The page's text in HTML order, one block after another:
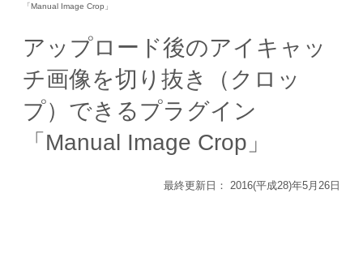
「Manual Image Crop」
アップロード後のアイキャッ
チ画像を切り抜き（クロッ
プ）できるプラグイン
「Manual Image Crop」
最終更新日： 2016(平成28)年5月26日